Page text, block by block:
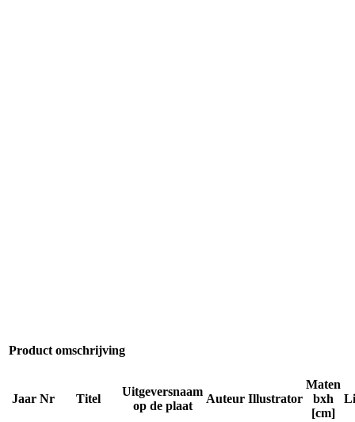
Product omschrijving
Jaar Nr Titel
Uitgeversnaam
op de plaat
Auteur Illustrator
Maten
bxh
[cm]